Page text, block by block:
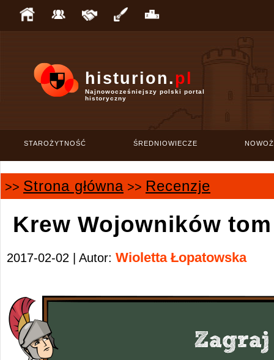
histurion.pl
Najnowocześniejszy polski portal
historyczny
STAROŻYTNOŚĆ ŚREDNIOWIECZE
>> Strona główna >> Recenzje
Krew Wojowników
2017-02-02 | Autor: Wioletta Łopatowska